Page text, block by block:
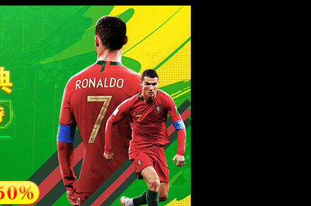
试。